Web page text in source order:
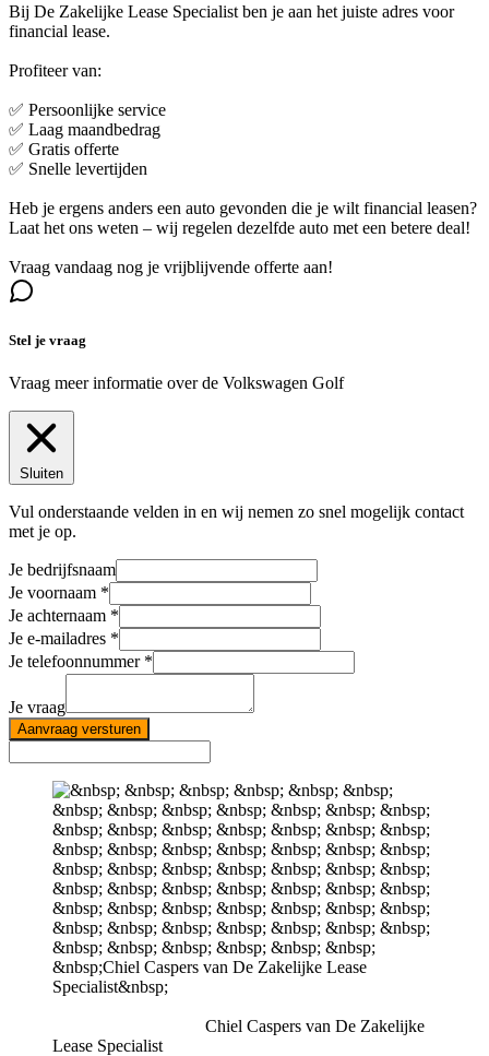
Bij De Zakelijke Lease Specialist ben je aan het juiste adres voor
financial lease.
Profiteer van:
✅ Persoonlijke service
✅ Laag maandbedrag
✅ Gratis offerte
✅ Snelle levertijden
Heb je ergens anders een auto gevonden die je wilt financial leasen?
Laat het ons weten – wij regelen dezelfde auto met een betere deal!
Vraag vandaag nog je vrijblijvende offerte aan!
Stel je vraag
Vraag meer informatie over de Volkswagen Golf
Sluiten
Vul onderstaande velden in en wij nemen zo snel mogelijk contact
met je op.
Je bedrijfsnaam
Je voornaam
Je achternaam
Je e-mailadres
Je telefoonnummer
Je vraag
Aanvraag versturen
Chiel Caspers van De Zakelijke
Lease Specialist